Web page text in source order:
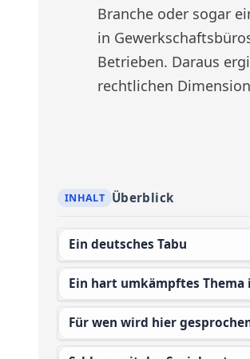
Branche oder sogar
in
Betrieben. Daraus
rechtlichen
Überblick
Ein deutsches Tabu
Ein hart umkämpftes
Für wen wird hier